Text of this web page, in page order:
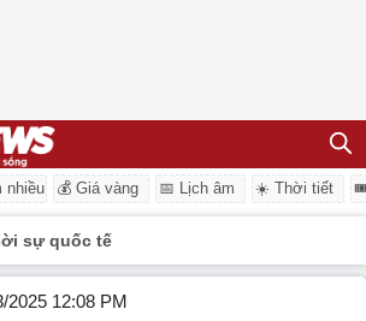
nhiều 💰 Giá vàng 📅 Lịch âm ☀️ Thời tiết
sự quốc tế
2025 12:08 PM